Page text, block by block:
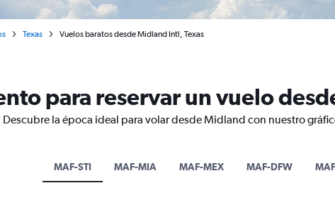
Texas Vuelos baratos desde Midland Intl, Texas
para reservar un vuelo
la época ideal para volar desde Midland con nuestro
MAF-STI MAF-MIA MAF-MEX MAF-DFW